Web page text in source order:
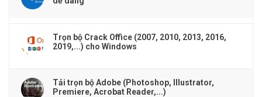
Trọn bộ Crack Office (2007, 2010, 2013, 2016,
2019,...) cho Windows
Tải trọn bộ Adobe (Photoshop, Illustrator,
Premiere, Acrobat Reader,...)